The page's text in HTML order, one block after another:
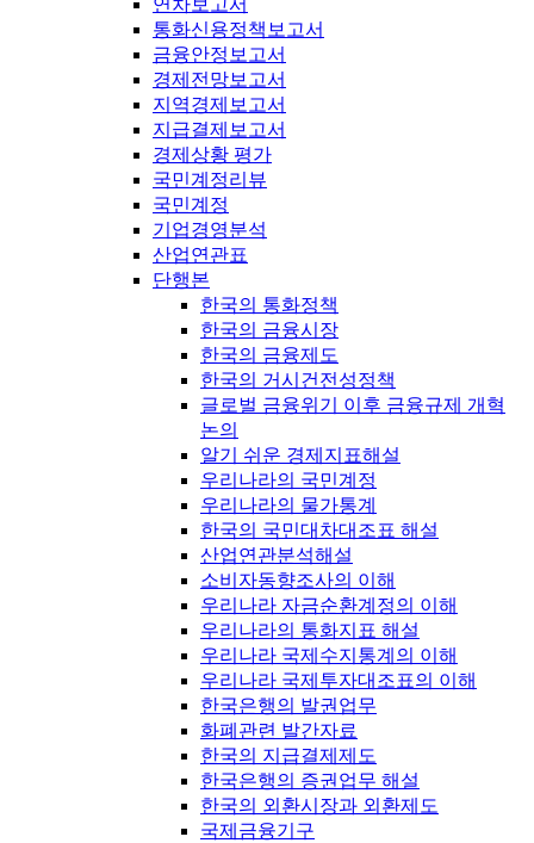
연차보고서
통화신용정책보고서
금융안정보고서
경제전망보고서
지역경제보고서
지급결제보고서
경제상황 평가
국민계정리뷰
국민계정
기업경영분석
산업연관표
단행본
한국의 통화정책
한국의 금융시장
한국의 금융제도
한국의 거시건전성정책
글로벌 금융위기 이후 금융규제 개혁
논의
알기 쉬운 경제지표해설
우리나라의 국민계정
우리나라의 물가통계
한국의 국민대차대조표 해설
산업연관분석해설
소비자동향조사의 이해
우리나라 자금순환계정의 이해
우리나라의 통화지표 해설
우리나라 국제수지통계의 이해
우리나라 국제투자대조표의 이해
한국은행의 발권업무
화폐관련 발간자료
한국의 지급결제제도
한국은행의 증권업무 해설
한국의 외환시장과 외환제도
국제금융기구